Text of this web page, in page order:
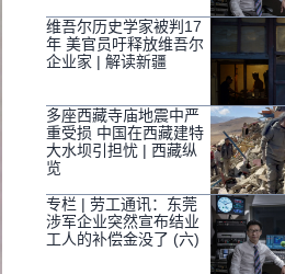
维吾尔历史学家被判17
年 美官员吁释放维吾尔
企业家 | 解读新疆
多座西藏寺庙地震中严
重受损 中国在西藏建特
大水坝引担忧 | 西藏纵
览
专栏 | 劳工通讯：东莞
涉军企业突然宣布结业
工人的补偿金没了 (六)